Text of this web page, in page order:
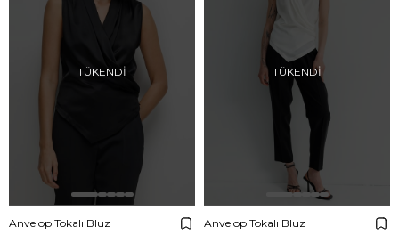
TÜKENDI
Anvelop Tokalı Bluz
TÜKENDI
Anvelop Tokalı Bluz